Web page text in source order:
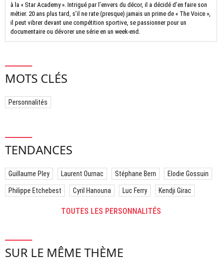
à la « Star Academy ». Intrigué par l’envers du décor, il a décidé d’en faire son
métier. 20 ans plus tard, s’il ne rate (presque) jamais un prime de « The Voice »,
il peut vibrer devant une compétition sportive, se passionner pour un
documentaire ou dévorer une série en un week-end.
MOTS CLÉS
Personnalités
TENDANCES
Guillaume Pley Laurent Ournac Stéphane Bern Elodie Gossuin
Philippe Etchebest Cyril Hanouna Luc Ferry Kendji Girac
TOUTES LES PERSONNALITÉS
SUR LE MÊME THÈME